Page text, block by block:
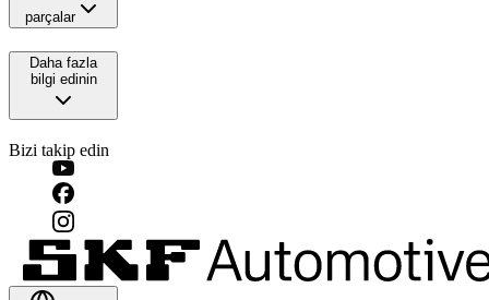
parçalar
Daha fazla
bilgi edinin
Bizi takip edin